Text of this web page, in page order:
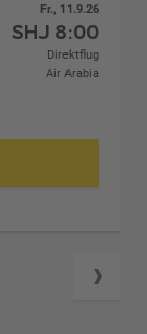
Fr., 11.9.26
SHJ 8:00
Direktflug
Air Arabia